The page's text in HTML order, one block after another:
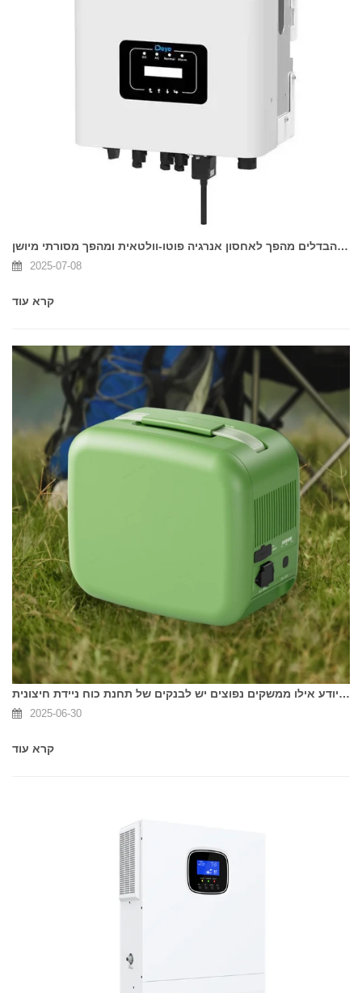
מהם ההבדלים מהפך לאחסון אנרגיה פוטו-וולטאית ומהפך מסורתי מיושן
2025-07-08
קרא עוד
האם אתה יודע אילו ממשקים נפוצים יש לבנקים של תחנת כוח ניידת חיצונית?
2025-06-30
קרא עוד